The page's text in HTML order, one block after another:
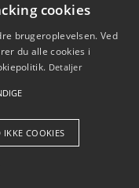
Aps
cookies
brugeroplevelsen. Ved
du alle cookies i
Detaljer
IKKE COOKIES